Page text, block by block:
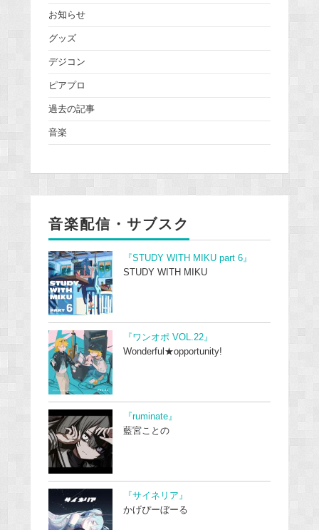
お知らせ
グッズ
デジコン
ピアプロ
過去の記事
音楽
音楽配信・サブスク
『STUDY WITH MIKU part 6』
STUDY WITH MIKU
『ワンオポ VOL.22』
Wonderful★opportunity!
『ruminate』
藍宮ことの
『サイネリア』
かげぴーぼーる